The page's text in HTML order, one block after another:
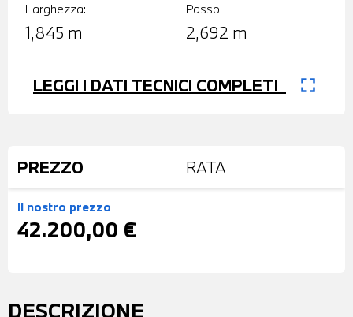
Larghezza:
1,845 m
Passo
2,692 m
LEGGI I DATI TECNICI COMPLETI fullscreen
PREZZO RATA
Il nostro prezzo
42.200,00 €
DESCRIZIONE